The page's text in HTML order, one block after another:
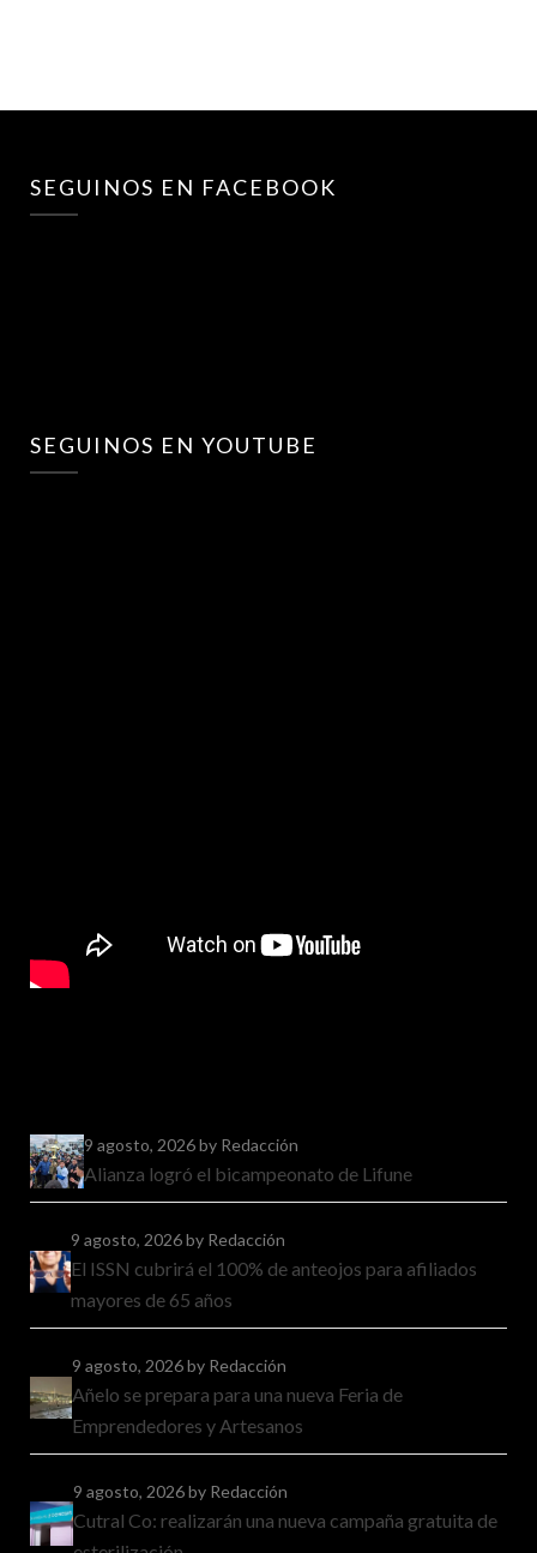
SEGUINOS EN FACEBOOK
SEGUINOS EN YOUTUBE
9 agosto, 2026by Redacción
Alianza logró el bicampeonato de Lifune
9 agosto, 2026by Redacción
El ISSN cubrirá el 100% de anteojos para afiliados
mayores de 65 años
9 agosto, 2026by Redacción
Añelo se prepara para una nueva Feria de
Emprendedores y Artesanos
9 agosto, 2026by Redacción
Cutral Co: realizarán una nueva campaña gratuita de